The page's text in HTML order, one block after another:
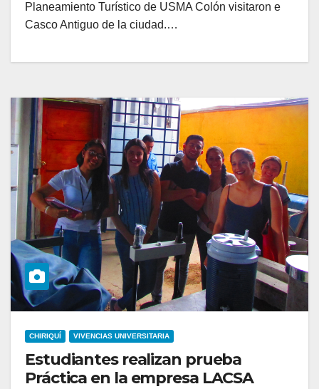
Planeamiento Turístico de USMA Colón visitaron e
Casco Antiguo de la ciudad.…
CHIRIQUÍ VIVENCIAS UNIVERSITARIA
Estudiantes realizan prueba
Práctica en la empresa LACSA